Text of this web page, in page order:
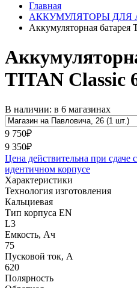
Главная
АККУМУЛЯТОРЫ ДЛЯ
Аккумуляторная
TITAN Classic
В наличии: в 6 магазинах
9 750₽
9 350₽
Цена действительна при сдаче
идентичном корпусе
Характеристики
Технология изготовления
Кальциевая
Тип корпуса EN
L3
Емкость, Ач
75
Пусковой ток, А
620
Полярность